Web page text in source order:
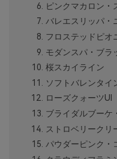
ピンクマカロン・
バレエスリッパ・
フロステッドピオ
モダンスパ・ブラ
桜スカイライン
ソフトバレンタイ
ローズクォーツUI
ブライダルブーケ
ストロベリークリ
パウダーピンク・